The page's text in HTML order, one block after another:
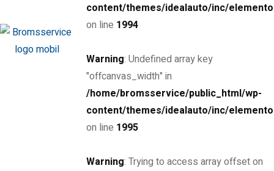
content/themes/idealauto/inc/
on line 1994
Warning: Undefined array key
"offcanvas_width" in
/home/bromsservice/public_html/wp-
content/themes/idealauto/inc/
on line 1995
Warning: Trying to access array offset on
Vår 24h jourservice i Umeå – en trygghet för yrkestrafiken
I Umeå är vi ledande inom 24h jourservice för lastbilar, släp
och trailers. Oavsett tid på dygnet står vi redo att snabbt
och effektivt hjälpa dig med eventuella problem på vägen.
Vår jourbil är alltid bara ett samtal bort, och...